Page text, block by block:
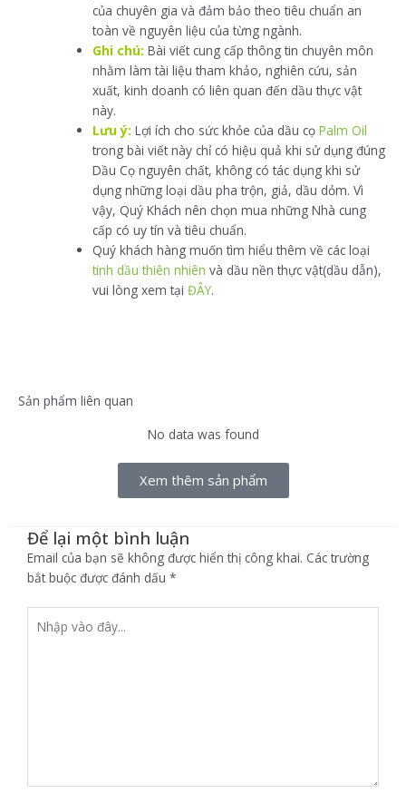
của chuyên gia và đảm bảo theo tiêu chuẩn an
toàn về nguyên liệu của từng ngành.
Ghi chú: Bài viết cung cấp thông tin chuyên môn
nhằm làm tài liệu tham khảo, nghiên cứu, sản
xuất, kinh doanh có liên quan đến dầu thực vật
này.
Lưu ý: Lợi ích cho sức khỏe của dầu cọPalm Oil
trong bài viết này chỉ có hiệu quả khi sử dụng đúng
Dầu Cọ nguyên chất, không có tác dụng khi sử
dụng những loại dầu pha trộn, giả, dầu dỏm. Vì
vậy, Quý Khách nên chọn mua những Nhà cung
cấp có uy tín và tiêu chuẩn.
Quý khách hàng muốn tìm hiểu thêm về các loại
tinh dầu thiên nhiên và dầu nền thực vật(dầu dẫn),
vui lòng xem tạiĐÂY.
Sản phẩm liên quan
No data was found
Xem thêm sản phẩm
Để lại một bình luận
Email của bạn sẽ không được hiển thị công khai. Các trường
bắt buộc được đánh dấu *
vào